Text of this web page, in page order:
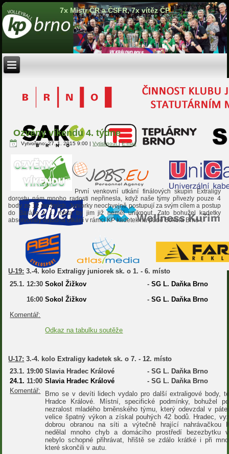
7x Mistr ČR a ČSFR, 7x vítěz ČP
Ozvěny víkendu 4. týdne
Vytvořeno: 27. 1. 2015 9:00 |Vytisknout|E-mail
První venkovní utkání finálových skupin Extraligy
dorostu nám mnoho radosti nepřinesla, když naše týmy přivezly pouze 4
body ze 12 možných. Juniorky neochvejně postupují za svým cílem a postup
do Baráže z 1. místa by jim již neměl uniknout. Zato bohužel kadetky
absolvovaly ostudná utkání v rámci KP kadetek na půdě Sokola Brno I.
U-19: 3.-4. kolo Extraligy juniorek sk. o 1. - 6. místo
25.1. 12:30 Sokol Žižkov - SG L. Daňka Brno
16:00 Sokol Žižkov - SG L. Daňka Brno
Komentář:
Odkaz na tabulku soutěže
U-17: 3.-4. kolo Extraligy kadetek sk. o 7. - 12. místo
23.1. 19:00 Slavia Hradec Králové - SG L. Daňka Brno
24.1. 11:00 Slavia Hradec Králové - SG L. Daňka Brno
Komentář:
Brno se v devíti lidech vydalo pro další extraligové body,
Hradce Králové. Místní, specifické podmínky, bohužel
nezralost mladého brněnského týmu, který odevzdal v
velice špatný výkon a získal pouhých 42 bodů. Hradec,
dobrou obranou na síti a výtečně hrající nahrávačkou
nedělal mnoho chyb a domácího prostředí bezezbytku
nebylo schopné přihrávat, hřiště se zdálo krátké i při
které skončili v autu.